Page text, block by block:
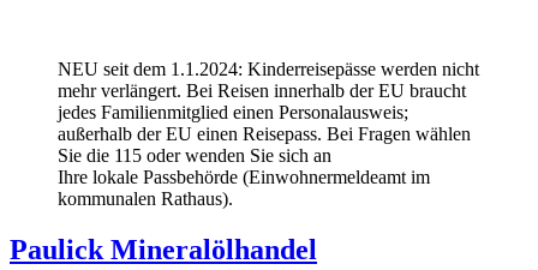
NEU seit dem 1.1.2024: Kinderreisepässe werden nicht
mehr verlängert. Bei Reisen innerhalb der EU braucht
jedes Familienmitglied einen Personalausweis;
außerhalb der EU einen Reisepass. Bei Fragen wählen
Sie die 115 oder wenden Sie sich an
Ihre lokale Passbehörde (Einwohnermeldeamt im
kommunalen Rathaus).
Paulick Mineralölhandel